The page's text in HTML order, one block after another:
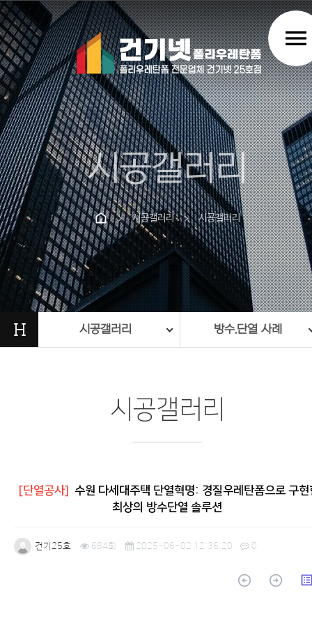
menu
시공갤러리
chevron_right 시공갤러리 chevron_right 시공갤러리
H 시공갤러리 방수.단열 사례
시공갤러리
[단열공사]
수원 다세대주택 단열혁명: 경질우레탄폼으로 구현
최상의 방수단열 솔루션
건기25호 684회 2025-06-02 12:36:20 0
arrow_circle_up arrow_circle_up